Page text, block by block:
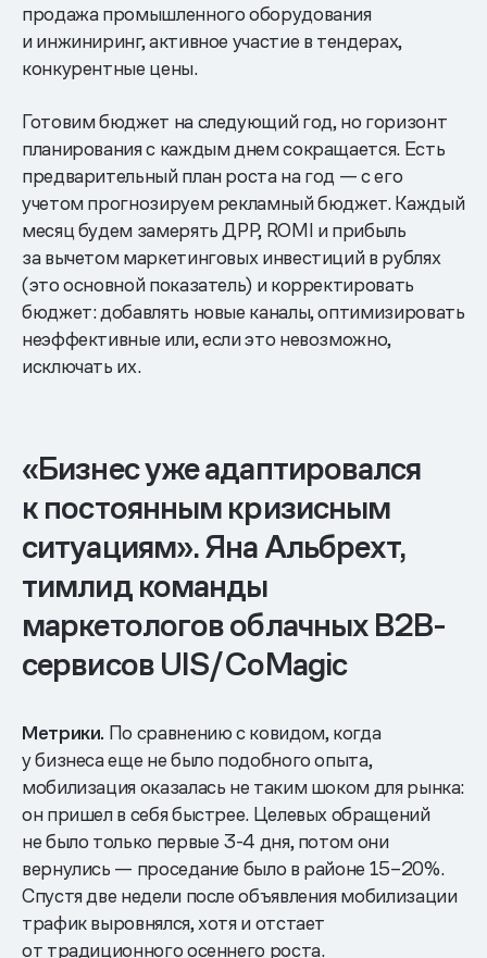
продажа промышленного оборудования
и инжиниринг, активное участие в тендерах,
конкурентные цены.
Готовим бюджет на следующий год, но горизонт
планирования с каждым днем сокращается. Есть
предварительный план роста на год — с его
учетом прогнозируем рекламный бюджет. Каждый
месяц будем замерять ДРР, ROMI и прибыль
за вычетом маркетинговых инвестиций в рублях
(это основной показатель) и корректировать
бюджет: добавлять новые каналы, оптимизировать
неэффективные или, если это невозможно,
исключать их.
«Бизнес уже адаптировался
к постоянным кризисным
ситуациям». Яна Альбрехт,
тимлид команды
маркетологов облачных B2B-
сервисов UIS/CoMagic
Метрики. По сравнению с ковидом, когда
у бизнеса еще не было подобного опыта,
мобилизация оказалась не таким шоком для рынка:
он пришел в себя быстрее. Целевых обращений
не было только первые 3-4 дня, потом они
вернулись — проседание было в районе 15–20%.
Спустя две недели после объявления мобилизации
трафик выровнялся, хотя и отстает
от традиционного осеннего роста.